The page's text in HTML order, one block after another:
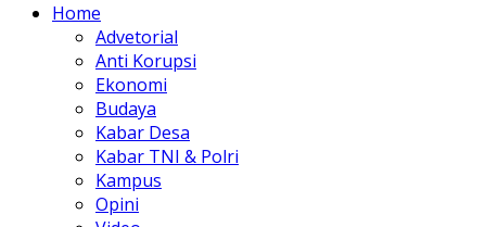
Home
Advetorial
Anti Korupsi
Ekonomi
Budaya
Kabar Desa
Kabar TNI & Polri
Kampus
Opini